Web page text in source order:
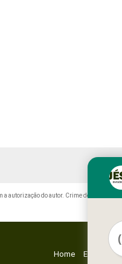
autorização do autor. Crime de violação
Home Empresa